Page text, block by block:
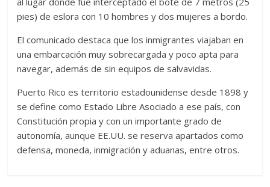
pies) de eslora con 10 hombres y dos mujeres a bordo.
El comunicado destaca que los inmigrantes viajaban en
una embarcación muy sobrecargada y poco apta para
navegar, además de sin equipos de salvavidas.
Puerto Rico es territorio estadounidense desde 1898 y
se define como Estado Libre Asociado a ese país, con
Constitución propia y con un importante grado de
autonomía, aunque EE.UU. se reserva apartados como
defensa, moneda, inmigración y aduanas, entre otros.